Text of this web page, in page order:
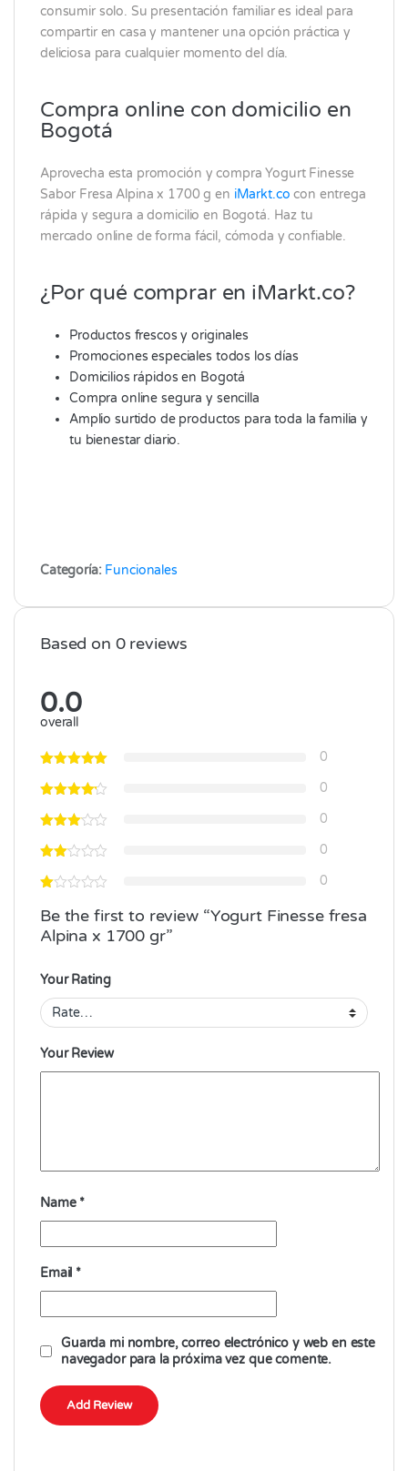
consumir solo. Su presentación familiar es ideal para
compartir en casa y mantener una opción práctica y
deliciosa para cualquier momento del día.
Compra online con domicilio en
Bogotá
Aprovecha esta promoción y compra Yogurt Finesse
Sabor Fresa Alpina x 1700 g en iMarkt.co con entrega
rápida y segura a domicilio en Bogotá. Haz tu
mercado online de forma fácil, cómoda y confiable.
¿Por qué comprar en iMarkt.co?
Productos frescos y originales
Promociones especiales todos los días
Domicilios rápidos en Bogotá
Compra online segura y sencilla
Amplio surtido de productos para toda la familia y
tu bienestar diario.
Categoría: Funcionales
Based on 0 reviews
0.0
overall
0
0
0
0
0
Be the first to review “Yogurt Finesse fresa
Alpina x 1700 gr”
Your Rating
Your Review
Name *
Email *
Guarda mi nombre, correo electrónico y web en este
navegador para la próxima vez que comente.